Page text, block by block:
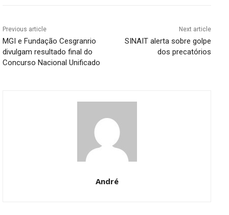
Previous article
MGI e Fundação Cesgranrio
divulgam resultado final do
Concurso Nacional Unificado
Next article
SINAIT alerta sobre golpe
dos precatórios
André